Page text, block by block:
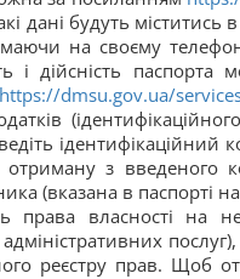
дані будуть міститись
на своєму
і дійсність
https://dmsu.gov.ua/
ідентифікаційний
з введеного
(вказана в паспорті на
права власності на
послуг),
реєстру прав. Щоб